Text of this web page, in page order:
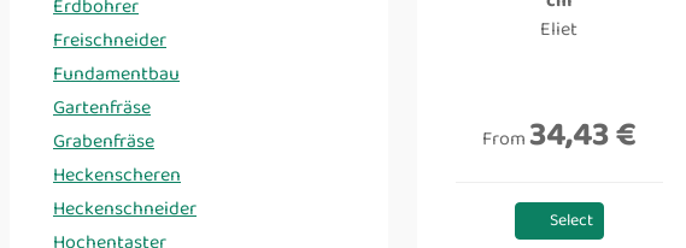
Freischneider
Fundamentbau
Gartenfräse
Grabenfräse
Heckenscheren
Heckenschneider
Eliet
From34,43 €
Select